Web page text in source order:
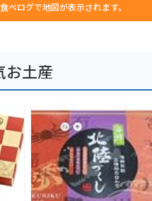
食べログで地図が表示されます。
お土産